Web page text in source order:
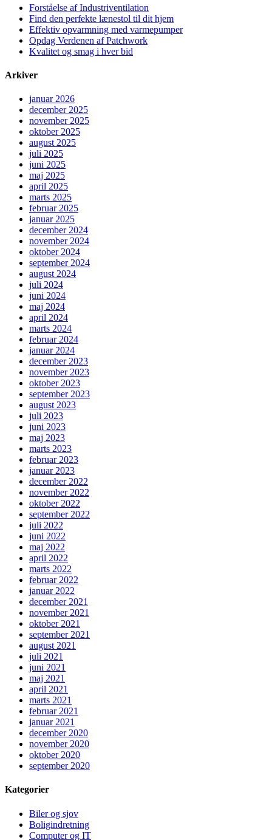
Forståelse af Industriventilation
Find den perfekte lænestol til dit hjem
Effektiv opvarmning med varmepumper
Opdag Verdenen af Patchwork
Kvalitet og smag i hver bid
Arkiver
januar 2026
december 2025
november 2025
oktober 2025
august 2025
juli 2025
juni 2025
maj 2025
april 2025
marts 2025
februar 2025
januar 2025
december 2024
november 2024
oktober 2024
september 2024
august 2024
juli 2024
juni 2024
maj 2024
april 2024
marts 2024
februar 2024
januar 2024
december 2023
november 2023
oktober 2023
september 2023
august 2023
juli 2023
juni 2023
maj 2023
marts 2023
februar 2023
januar 2023
december 2022
november 2022
oktober 2022
september 2022
juli 2022
juni 2022
maj 2022
april 2022
marts 2022
februar 2022
januar 2022
december 2021
november 2021
oktober 2021
september 2021
august 2021
juli 2021
juni 2021
maj 2021
april 2021
marts 2021
februar 2021
januar 2021
december 2020
november 2020
oktober 2020
september 2020
Kategorier
Biler og sjov
Boligindretning
Computer og IT